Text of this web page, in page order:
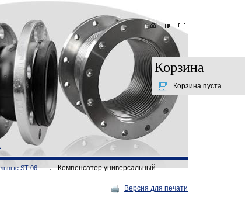
Корзина
Корзина пуста
ST-06 Компенсатор универсальный
Версия для печати